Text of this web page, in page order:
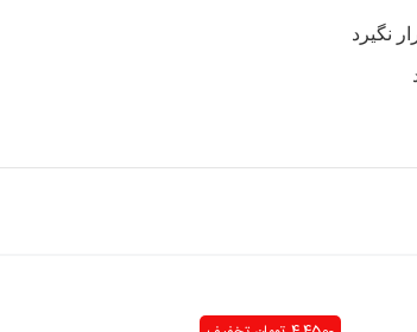
نگیرد